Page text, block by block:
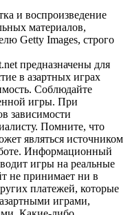
и воспроизведение
материалов,
Getty Images, строго
предназначены для
в азартных играх
Соблюдайте
игры. При
зависимости
Помните, что
являться источником
Информационный
игры на реальные
не принимает ни в
платежей, которые
играми,